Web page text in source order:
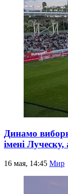
Динамо
імені
16 мая, 14:45 Мир